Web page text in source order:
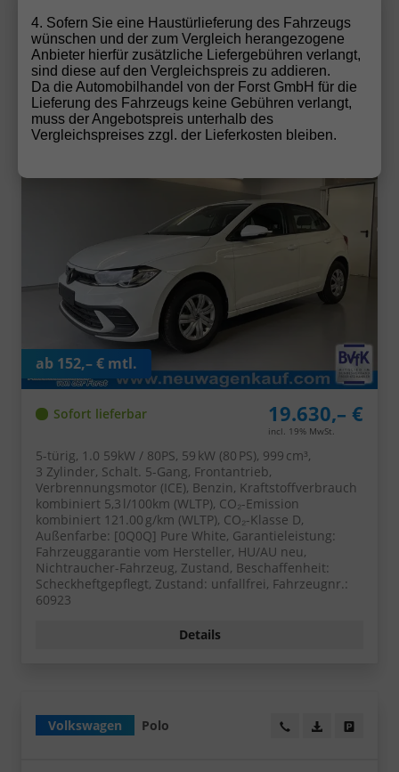
Volkswagen Polo Wir rufen Sie an!
PDF-Datei,
Polo 1.0 MPI
Sofort lieferbar 19.630,– €
incl. 19% MwSt.
ab 152,– € mtl.
5-türig, 1.0 59kW / 80PS, 59 kW (80 PS), 999 cm³,
3 Zylinder, Schalt. 5-Gang, Frontantrieb,
Verbrennungsmotor (ICE), Benzin, Kraftstoffverbrauch
kombiniert 5,3 l/100km (WLTP), CO₂-Emission
kombiniert 121.00 g/km (WLTP), CO₂-Klasse D,
Außenfarbe: [0Q0Q] Pure White, Garantieleistung:
Fahrzeuggarantie vom Hersteller, HU/AU neu,
Nichtraucher-Fahrzeug, Zustand, Beschaffenheit:
Scheckheftgepflegt, Zustand: unfallfrei, Fahrzeugnr.:
60923
Details
Volkswagen Polo Wir rufen Sie an!
PDF-Datei,
4. Sofern Sie eine Haustürlieferung des Fahrzeugs
wünschen und der zum Vergleich herangezogene
Anbieter hierfür zusätzliche Liefergebühren verlangt,
sind diese auf den Vergleichspreis zu addieren.
Da die Automobilhandel von der Forst GmbH für die
Lieferung des Fahrzeugs keine Gebühren verlangt,
muss der Angebotspreis unterhalb des
Vergleichspreises zzgl. der Lieferkosten bleiben.